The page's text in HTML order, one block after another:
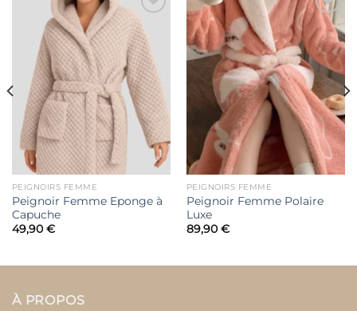
Ajouter
à la liste
de
souhaits
PEIGNOIRS FEMME
Peignoir Femme Eponge à
Capuche
49,90 €
Ajouter
à la liste
de
souhaits
PEIGNOIRS FEMME
Peignoir Femme Polaire
Luxe
89,90 €
À PROPOS